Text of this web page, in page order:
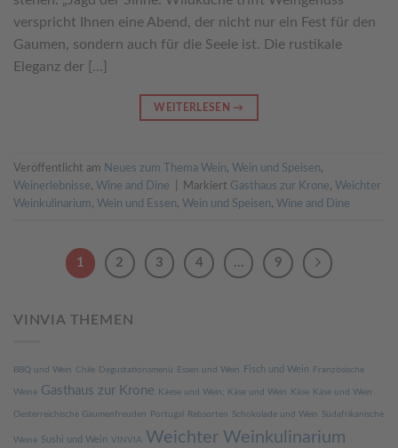
verspricht Ihnen eine Abend, der nicht nur ein Fest für den
Gaumen, sondern auch für die Seele ist. Die rustikale
Eleganz der […]
WEITERLESEN →
Veröffentlicht am Neues zum Thema Wein, Wein und Speisen,
Weinerlebnisse, Wine and Dine Markiert Gasthaus zur Krone, Weichter
Weinkulinarium, Wein und Essen, Wein und Speisen, Wine and Dine
1 2 3 4 … 9
VINVIA THEMEN
BBQ und Wein Chile Degustationsmenü Essen und Wein Fisch und Wein Französische
Weine Gasthaus zur Krone Käese und Wein; Käse und Wein Käse Käse und Wein
Oesterreichische Gaumenfreuden Portugal Rebsorten Schokolade und Wein Südafrikanische
Weine Sushi und Wein VINVIA Weichter Weinkulinarium